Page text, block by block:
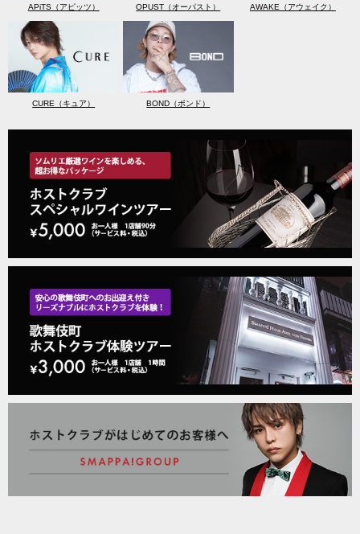
APiTS（アピッツ） OPUST（オーパスト） AWAKE（アウェイク）
CURE（キュア） BOND（ボンド）